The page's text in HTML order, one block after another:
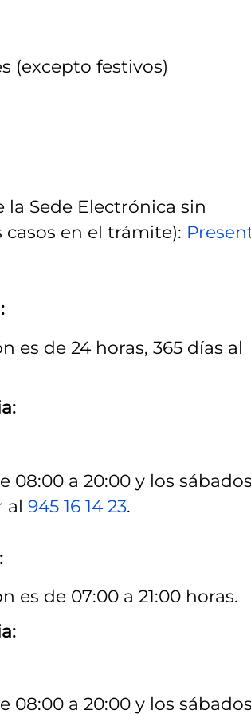
(excepto festivos)
Sede Electrónica sin
en el trámite):
es de 24 horas, 365 días al
08:00 a 20:00 y los
al 945 16 14 23.
es de 07:00 a 21:00 horas.
08:00 a 20:00 y los